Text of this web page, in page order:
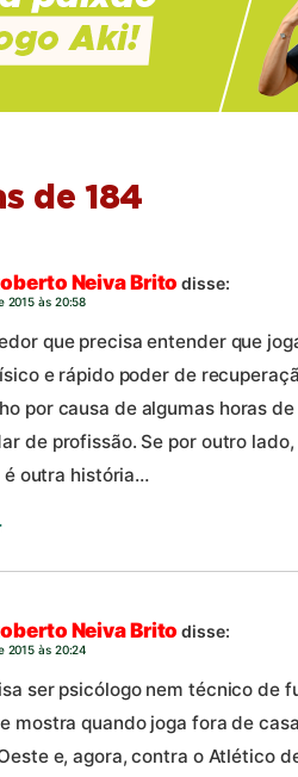
de 184
Neiva Brito disse:
2015 às 20:58
que precisa entender que
e rápido poder de
por causa de algumas horas
de profissão. Se por outro
é outra história…
Neiva Brito disse:
2015 às 20:24
ser psicólogo nem técnico de
mostra quando joga fora de
e, agora, contra o Atlético